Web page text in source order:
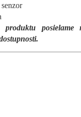
produktu posielame